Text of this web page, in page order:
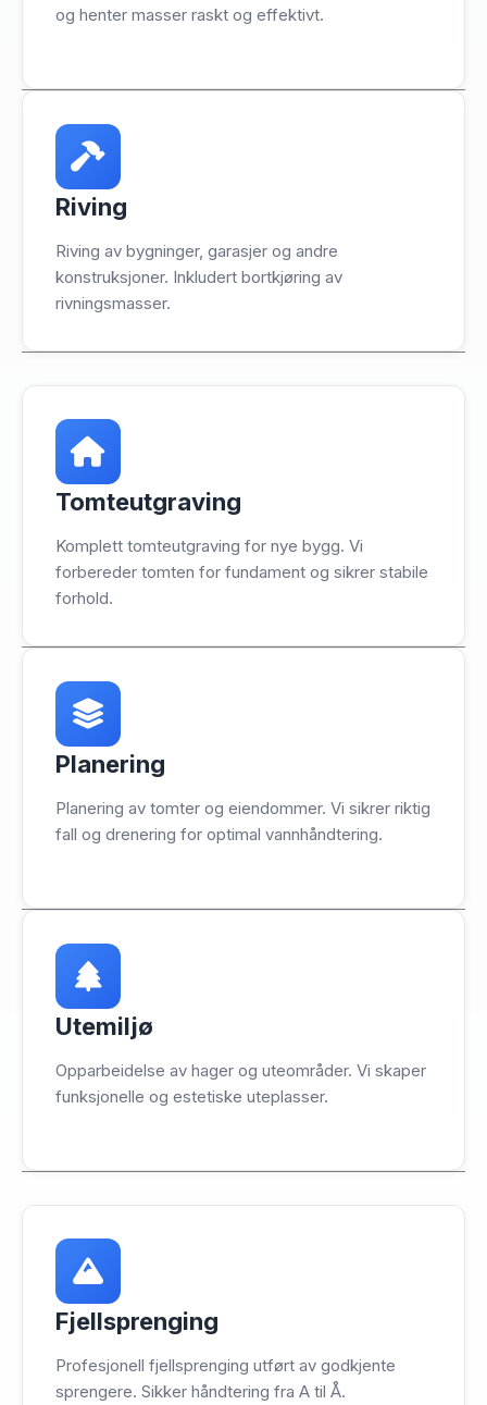
og henter masser raskt og effektivt.
Riving
Riving av bygninger, garasjer og andre
konstruksjoner. Inkludert bortkjøring av
rivningsmasser.
Tomteutgraving
Komplett tomteutgraving for nye bygg. Vi
forbereder tomten for fundament og sikrer stabile
forhold.
Planering
Planering av tomter og eiendommer. Vi sikrer riktig
fall og drenering for optimal vannhåndtering.
Utemiljø
Opparbeidelse av hager og uteområder. Vi skaper
funksjonelle og estetiske uteplasser.
Fjellsprenging
Profesjonell fjellsprenging utført av godkjente
sprengere. Sikker håndtering fra A til Å.